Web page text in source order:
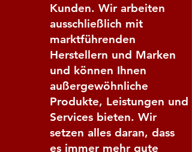
Kunden. Wir arbeiten
ausschließlich mit
marktführenden
Herstellern und Marken
und können Ihnen
außergewöhnliche
Produkte, Leistungen und
Services bieten. Wir
setzen alles daran, dass
es immer mehr gute